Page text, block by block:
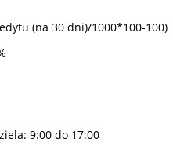
(na 30 dni)/1000*100-100)
9:00 dо 17:00